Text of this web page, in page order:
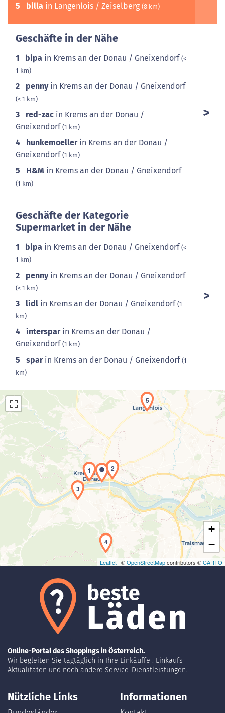
5 billa in Langenlois / Zeiselberg (8 km)
Geschäfte in der Nähe
1 bipa in Krems an der Donau / Gneixendorf(<
1 km)
2 pennyin Krems an der Donau / Gneixendorf
(< 1 km)
3 red-zac in Krems an der Donau /
Gneixendorf(1 km)
4 hunkemoellerin Krems an der Donau /
Gneixendorf(1 km)
5 H&M in Krems an der Donau / Gneixendorf
(1 km)
Geschäfte der Kategorie
Supermarket in der Nähe
1 bipa in Krems an der Donau / Gneixendorf(<
1 km)
2 pennyin Krems an der Donau / Gneixendorf
(< 1 km)
3 lidl in Krems an der Donau / Gneixendorf(1
km)
4 intersparin Krems an der Donau /
Gneixendorf(1 km)
5 sparin Krems an der Donau / Gneixendorf(1
km)
Laden der Karte...
1 2
3
4
5
+
−
Leaflet | ©OpenStreetMapcontributors ©CARTO
Online-Portal des Shoppings in Österreich.
Wir begleiten Sie tagtäglich in Ihre Einkäuffe : Einkaufs
Aktualitäten und noch andere Service-Dienstleistungen.
Nützliche Links Informationen